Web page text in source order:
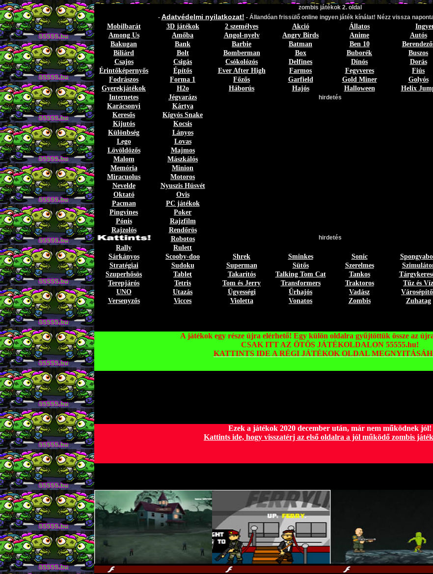
zombis játékok 2. oldal
- Adatvédelmi nyilatkozat! - Állandóan frissülő online ingyen játék kínálat! Nézz vissza
Mobilbarát 3D játékok 2 személyes Akció Állatos
Among Us
Amőba Angol-nyelv Angry Birds Anime Autós
Bakugan
Bank Barbie Batman Ben 10
Biliárd
Bolt Bomberman Box Buborék Buszos
Csajos
Csigás Csókolózós Delfines Dínós Dorás
Érintőképernyős
Építős Ever After High Farmos Fegyveres Fiús
Fodrászos
Forma 1 Főzős Garfield Gold Miner Golyós
Gyerekjátékok
H2o Háborús Hajós Halloween Helix
Internetes
Jégvarázs
Karácsonyi
Kártya
Keresős
Kígyós Snake
Kijutós
Kocsis
Különbség
Lányos
Lego
Lovas
Lövöldözős
Majmos
Malom
Mászkálós
Memória
Minion
Miracuolus
Motoros
Nevelde
Nyuszis Húsvét
Oktató
Ovis
Pacman
PC játékok
Pingvines
Poker
Pónis
Rajzfilm
Rajzolós
Rendőrös
Robotos
Rally
Rulett
hirdetés
hirdetés
Sárkányos
Scooby-doo Shrek Sminkes Sonic
Stratégiai
Sudoku Superman Sütős Szerelmes
Szuperhősös
Tablet Takarítós Talking Tom Cat Tankos
Terepjárós
Tetris Tom és Jerry Transformers Traktoros Tűz és Víz
UNO
Utazás Ügyességi Űrhajós Vadász
Versenyzős
Vicces Violetta Vonatos Zombis Zuhatag
A játékok egy része újra elérhető! Egy külön oldalra gyűjtöttük össze az
CSAK ITT AZ ÖTÖS JÁTÉKOLDALON 55555.hu!
KATTINTS IDE A RÉGI JÁTÉKOK OLDAL
Ezek a játékok 2020 december után, már nem működnek jól!
Kattints ide, hogy visszatérj az első oldalra a jól működő zombis